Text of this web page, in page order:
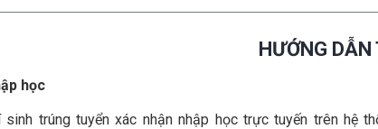
HƯỚNG
học
sinh trúng tuyển xác nhận nhập học trực tuyến trên hệ